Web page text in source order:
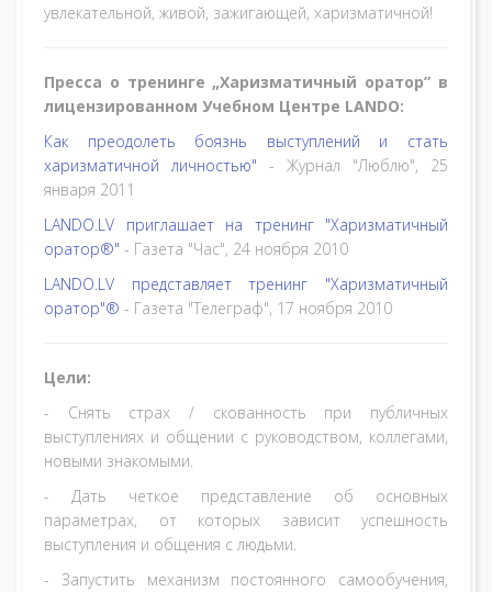
увлекательной, живой, зажигающей, харизматичной!
Пресса о тренинге „Харизматичный оратор” в
лицензированном Учебном Центре LANDO:
Как преодолеть боязнь выступлений и стать
харизматичной личностью" - Журнал "Люблю", 25
января 2011
LANDO.LV приглашает на тренинг "Харизматичный
оратор®" - Газета "Час", 24 ноября 2010
LANDO.LV представляет тренинг "Харизматичный
оратор"® - Газета "Телеграф", 17 ноября 2010
Цели:
- Снять страх / скованность при публичных
выступлениях и общении с руководством, коллегами,
новыми знакомыми.
- Дать четкое представление об основных
параметрах, от которых зависит успешность
выступления и общения с людьми.
- Запустить механизм постоянного самообучения,